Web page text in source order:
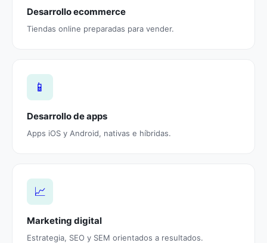
Desarrollo ecommerce
Tiendas online preparadas para vender.
📱
Desarrollo de apps
Apps iOS y Android, nativas e híbridas.
📈
Marketing digital
Estrategia, SEO y SEM orientados a resultados.